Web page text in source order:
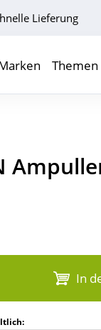
Lieferung
Themen
In